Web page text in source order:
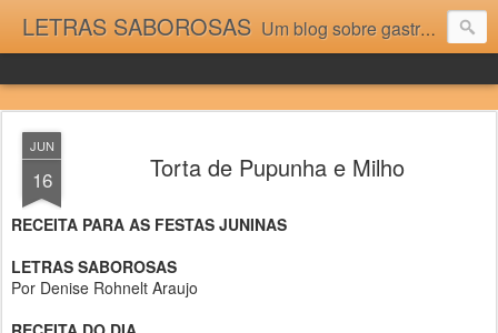
LETRAS SABOROSAS Um blog sobre gastronomia para as pessoas que gostam da boa cozinha. Dicas, receitas, notícias gastronômicas e viagens do Caburaí ao Chuí. Vou adorar tê-los na minha cozinha acima do Equador.
JUN
16 Torta de Pupunha e Milho
RECEITA PARA AS FESTAS JUNINAS
LETRAS SABOROSAS
Por Denise Rohnelt Araujo